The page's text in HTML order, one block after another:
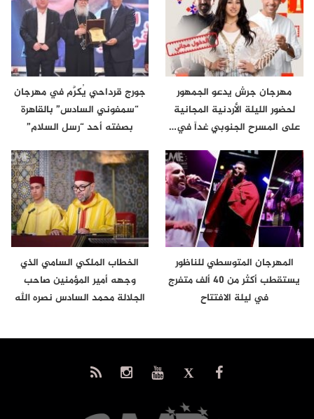
مهرجان جرش يدعو الجمهور
لحضور الليلة الأردنية المجانية
على المسرح الجنوبي غداً في…
جورج قرداحي يُكرَّم في مهرجان
“سمفوني السادس” بالقاهرة
بصفته أحد “رسل السلام”
المهرجان المتوسطي للناظور
يستقطب أكثر من 40 ألف متفرج
في ليلة الافتتاح
الخطاب الملكي السامي الذي
وجهه أمير المؤمنين صاحب
الجلالة محمد السادس نصره الله